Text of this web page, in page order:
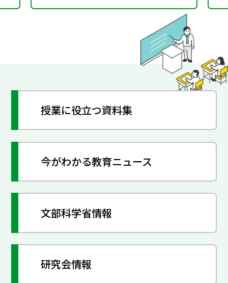
授業に役立つ資料集
今がわかる教育ニュース
文部科学省情報
研究会情報